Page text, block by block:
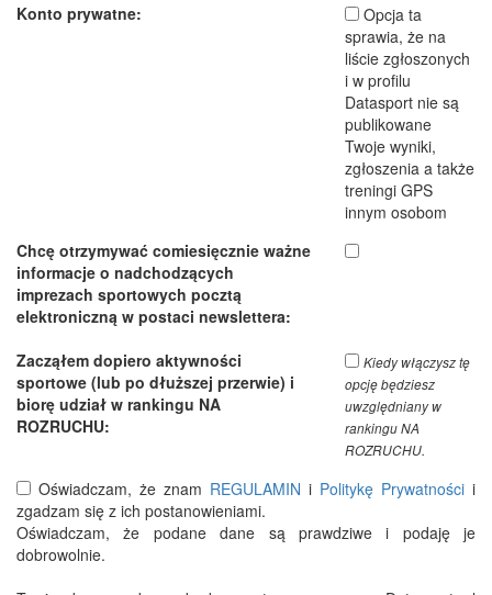
Konto prywatne:
Opcja ta
sprawia, że na
liście zgłoszonych
i w profilu
Datasport nie są
publikowane
Twoje wyniki,
zgłoszenia a także
treningi GPS
innym osobom
Chcę otrzymywać comiesięcznie ważne
informacje o nadchodzących
imprezach sportowych pocztą
elektroniczną w postaci newslettera:
Zacząłem dopiero aktywności
sportowe (lub po dłuższej przerwie) i
biorę udział w rankingu NA
ROZRUCHU:
Kiedy włączysz tę
opcję będziesz
uwzględniany w
rankingu NA
ROZRUCHU.
Oświadczam, że znam REGULAMIN i Politykę Prywatności i
zgadzam się z ich postanowieniami.
Oświadczam, że podane dane są prawdziwe i podaję je
dobrowolnie.